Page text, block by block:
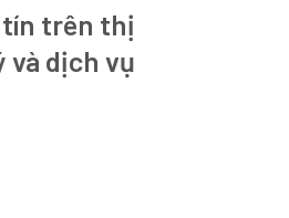
tín trên thị
và dịch vụ